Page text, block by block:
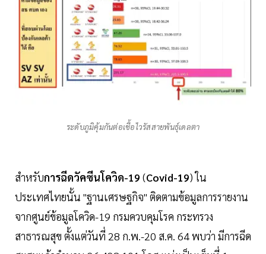
ระดับภูมิคุ้มกันต่อเชื้อไวรัสสายพันธุ์เดลตา
สำหรับการฉีดวัคซีนโควิด-19 (Covid-19) ใน
ประเทศไทยนั้น "ฐานเศรษฐกิจ" ติดตามข้อมูลการรายงาน
จากศูนย์ข้อมูลโควิด-19 กรมควบคุมโรค กระทรวง
สาธารณสุข ตั้งแต่วันที่ 28 ก.พ.-20 ส.ค. 64 พบว่า มีการฉีด